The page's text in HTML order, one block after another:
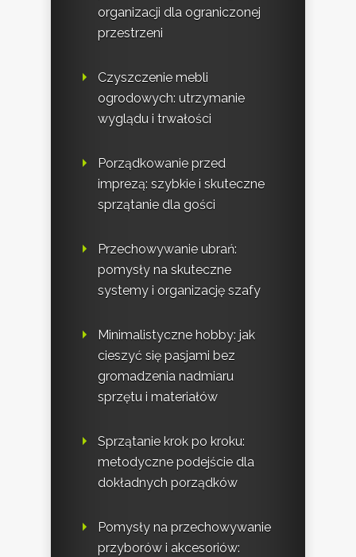
organizacji dla ograniczonej
przestrzeni
Czyszczenie mebli
ogrodowych: utrzymanie
wyglądu i trwałości
Porządkowanie przed
imprezą: szybkie i skuteczne
sprzątanie dla gości
Przechowywanie ubrań:
pomysły na skuteczne
systemy i organizację szafy
Minimalistyczne hobby: jak
cieszyć się pasjami bez
gromadzenia nadmiaru
sprzętu i materiałów
Sprzątanie krok po kroku:
metodyczne podejście dla
dokładnych porządków
Pomysły na przechowywanie
przyborów i akcesoriów: